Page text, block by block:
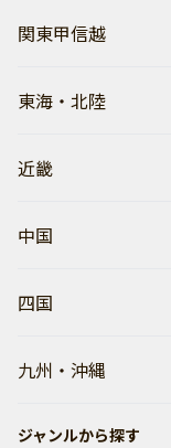
関東甲信越
東海・北陸
近畿
中国
四国
九州・沖縄
ジャンルから探す